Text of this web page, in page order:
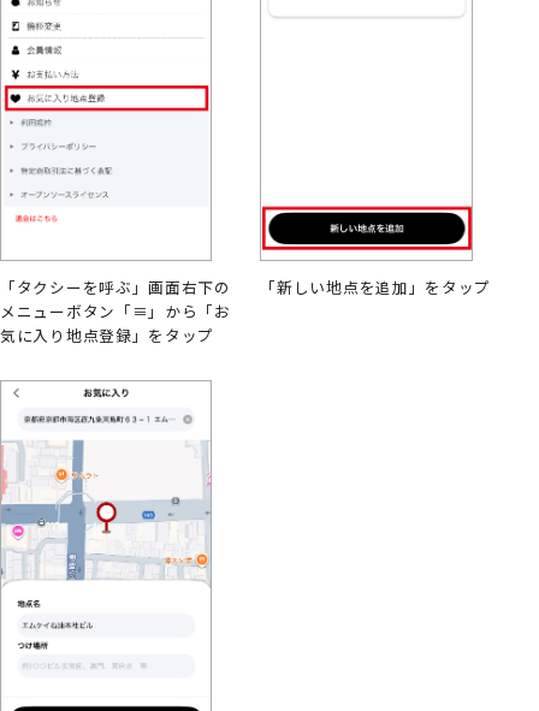
「タクシーを呼ぶ」画面右下の
メニューボタン「≡」から「お
気に入り地点登録」をタップ
「新しい地点を追加」をタップ